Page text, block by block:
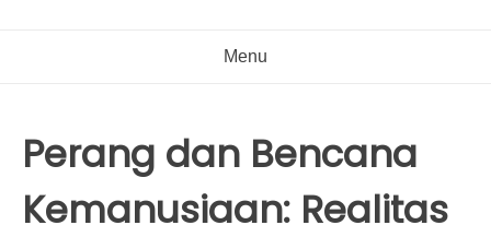
Menu
Perang dan Bencana
Kemanusiaan: Realitas